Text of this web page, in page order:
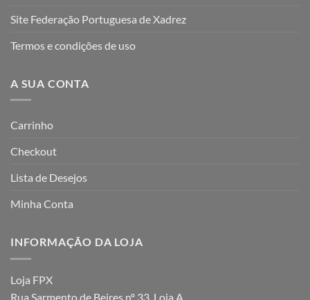
Site Federação Portuguesa de Xadrez
Termos e condições de uso
A SUA CONTA
Carrinho
Checkout
Lista de Desejos
Minha Conta
INFORMAÇÃO DA LOJA
Loja FPX
Rua Sarmento de Beires nº 33, Loja A